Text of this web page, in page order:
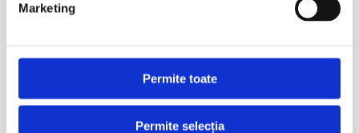
Marketing
Permite toate
Permite selecția
ianuarie 2026
aprilie 2023
Categorii